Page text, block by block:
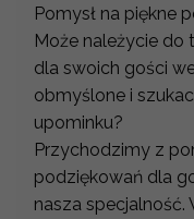
Pomysł na piękne
Może należycie do
dla swoich gości
obmyślone i
upominku?
Przychodzimy z
podziękowań dla
nasza specjalność.